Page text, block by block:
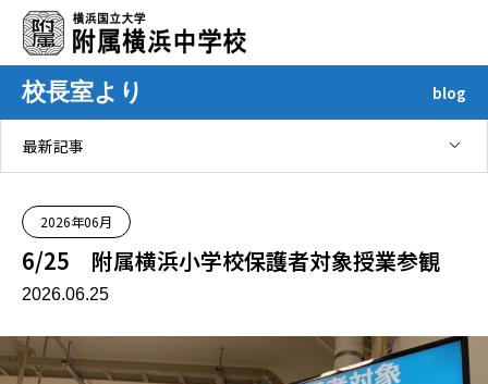
校長室より blog
最新記事
2026年06月
6/25 附属横浜小学校保護者対象授業参観
2026.06.25